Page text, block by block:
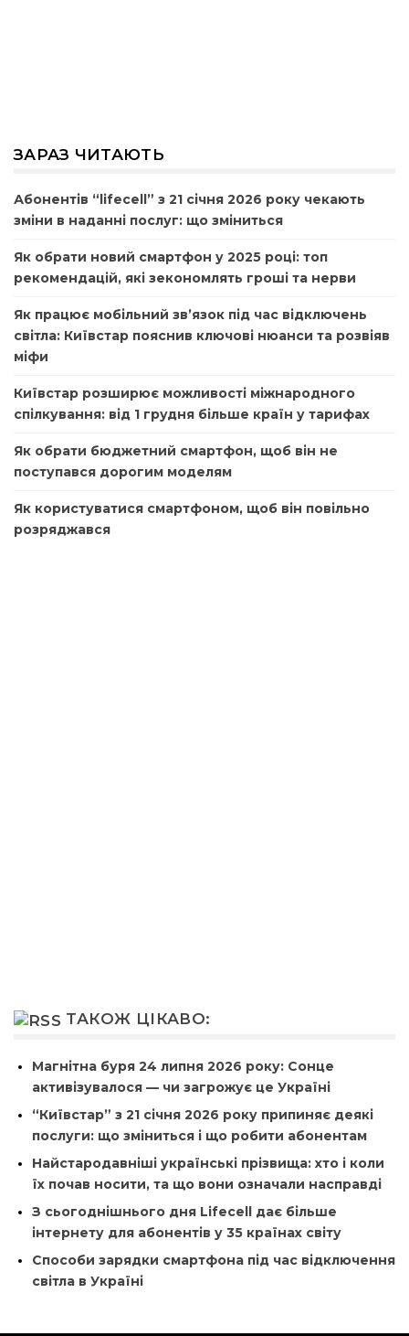
ЗАРАЗ ЧИТАЮТЬ
Абонентів “lifecell” з 21 січня 2026 року чекають
зміни в наданні послуг: що зміниться
Як обрати новий смартфон у 2025 році: топ
рекомендацій, які зекономлять гроші та нерви
Як працює мобільний зв’язок під час відключень
світла: Київстар пояснив ключові нюанси та розвіяв
міфи
Київстар розширює можливості міжнародного
спілкування: від 1 грудня більше країн у тарифах
Як обрати бюджетний смартфон, щоб він не
поступався дорогим моделям
Як користуватися смартфоном, щоб він повільно
розряджався
ТАКОЖ ЦІКАВО:
Магнітна буря 24 липня 2026 року: Сонце
активізувалося — чи загрожує це Україні
“Київстар” з 21 січня 2026 року припиняє деякі
послуги: що зміниться і що робити абонентам
Найстародавніші українські прізвища: хто і коли
їх почав носити, та що вони означали насправді
З сьогоднішнього дня Lifecell дає більше
інтернету для абонентів у 35 країнах світу
Способи зарядки смартфона під час відключення
світла в Україні